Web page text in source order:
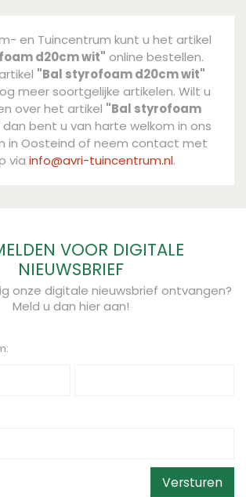
en Tuincentrum kunt u het artikel
d20cm wit" online bestellen.
"Bal styrofoam d20cm wit"
meer soortgelijke artikelen. Wilt u
over het artikel "Bal styrofoam
dan bent u van harte welkom in ons
in Oosteind of neem contact met
via info@avri-tuincentrum.nl.
VOOR DIGITALE
NIEUWSBRIEF
onze digitale nieuwsbrief ontvangen?
Meld u dan hier aan!